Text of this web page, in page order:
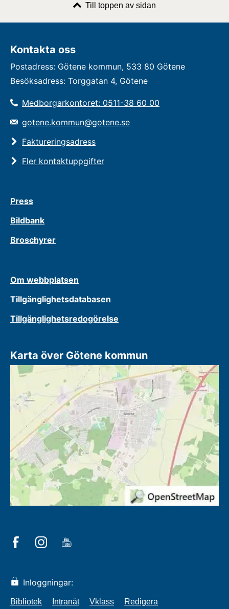
Till toppen av sidan
Kontakta oss
Postadress: Götene kommun, 533 80 Götene
Besöksadress: Torggatan 4, Götene
Medborgarkontoret: 0511-38 60 00
gotene.kommun@gotene.se
Faktureringsadress
Fler kontaktuppgifter
Press
Bildbank
Broschyrer
Om webbplatsen
Tillgänglighetsdatabasen
Tillgänglighetsredogörelse
Karta över Götene kommun
Inloggningar:
Bibliotek Intranät Vklass Redigera